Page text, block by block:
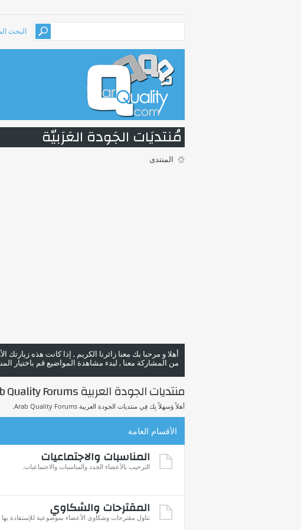
البحث
مُنتديَات الجَودة العَرَبيّة
المنتدى
أهلا و مرحبا بك معنا زائرنا الكريم , إذا كانت هذه زيارتك
من المشاركة معنا , لبدء مشاهدة المواضيع قم باختيار
منتديات الجودة العربية Arab Quality Forums
أهلاً وَسهلاً بِك فِي منتديات الجودة العربية Arab Quality Forums.
الأقسام العامة
المناسبات والاجتماعيات
الترحيب بالأعضاء الجدد والمناسبات والاجتماعيات.
المقترحات والشكاوي
تناول مقترحات وشكاوى الأعضاء بموضوعية للإستفادة بها